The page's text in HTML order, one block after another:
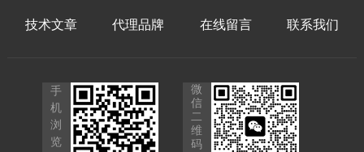
技术文章 代理品牌 在线留言 联系我们
手
机
浏
览
微
信
二
维
码